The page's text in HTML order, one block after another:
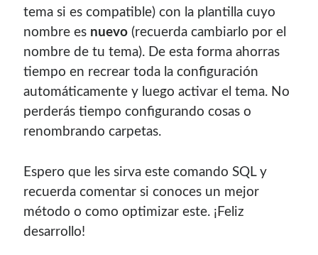
El Blog de Luis0
Picando Código0
tema si es compatible) con la plantilla cuyo
nombre es nuevo (recuerda cambiarlo por el
nombre de tu tema). De esta forma ahorras
tiempo en recrear toda la configuración
automáticamente y luego activar el tema. No
perderás tiempo configurando cosas o
renombrando carpetas.
Espero que les sirva este comando SQL y
recuerda comentar si conoces un mejor
método o como optimizar este. ¡Feliz
desarrollo!